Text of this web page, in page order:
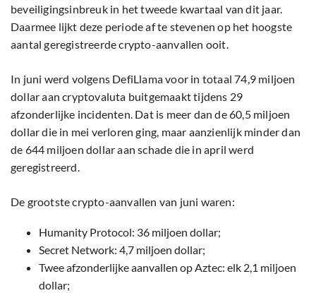
beveiligingsinbreuk in het tweede kwartaal van dit jaar.
Daarmee lijkt deze periode af te stevenen op het hoogste
aantal geregistreerde crypto-aanvallen ooit.
In juni werd volgens DefiLlama voor in totaal 74,9 miljoen
dollar aan cryptovaluta buitgemaakt tijdens 29
afzonderlijke incidenten. Dat is meer dan de 60,5 miljoen
dollar die in mei verloren ging, maar aanzienlijk minder dan
de 644 miljoen dollar aan schade die in april werd
geregistreerd.
De grootste crypto-aanvallen van juni waren:
Humanity Protocol: 36 miljoen dollar;
Secret Network: 4,7 miljoen dollar;
Twee afzonderlijke aanvallen op Aztec: elk 2,1 miljoen
dollar;